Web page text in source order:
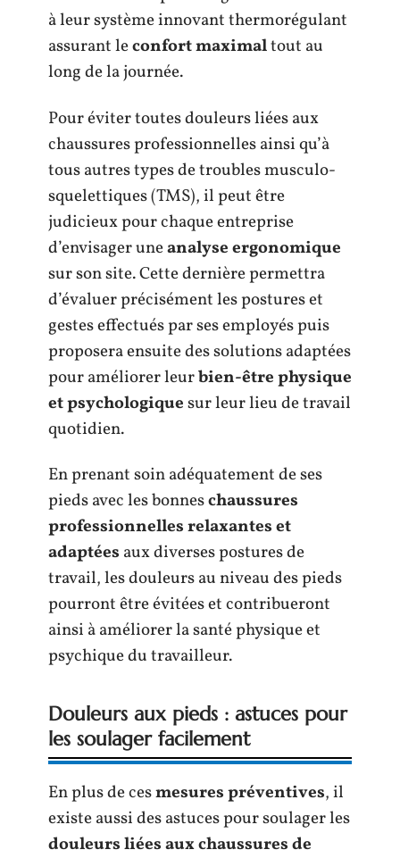
à leur système innovant thermorégulant
assurant leconfort maximaltout au
long de la journée.
Pour éviter toutes douleurs liées aux
chaussures professionnelles ainsi qu’à
tous autres types de troubles musculo-
squelettiques (TMS), il peut être
judicieux pour chaque entreprise
d’envisager uneanalyse ergonomique
sur son site. Cette dernière permettra
d’évaluer précisément les postures et
gestes effectués par ses employés puis
proposera ensuite des solutions adaptées
pour améliorer leurbien-être physique
et psychologiquesur leur lieu de travail
quotidien.
En prenant soin adéquatement de ses
pieds avec les bonneschaussures
professionnelles relaxantes et
adaptées aux diverses postures de
travail, les douleurs au niveau des pieds
pourront être évitées et contribueront
ainsi à améliorer la santé physique et
psychique du travailleur.
Douleurs aux pieds : astuces pour
les soulager facilement
En plus de cesmesures préventives, il
existe aussi des astuces pour soulager les
douleurs liées aux chaussures de